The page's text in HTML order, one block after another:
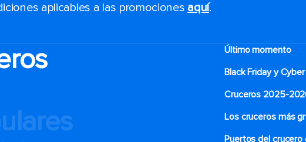
aplicables a las promociones aquí.
Último momento
Black Friday y
Cruceros 2025-
Los cruceros más
Puertos del crucero